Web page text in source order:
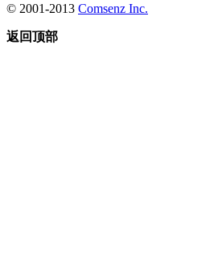
© 2001-2013 Comsenz Inc.
返回顶部